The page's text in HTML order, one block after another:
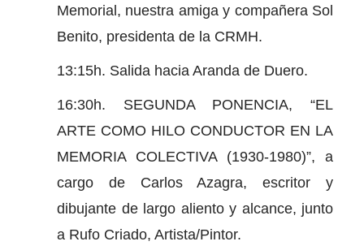
Memorial, nuestra amiga y compañera Sol
Benito, presidenta de la CRMH.
13:15h. Salida hacia Aranda de Duero.
16:30h. SEGUNDA PONENCIA, “EL
ARTE COMO HILO CONDUCTOR EN LA
MEMORIA COLECTIVA (1930-1980)”, a
cargo de Carlos Azagra, escritor y
dibujante de largo aliento y alcance, junto
a Rufo Criado, Artista/Pintor.